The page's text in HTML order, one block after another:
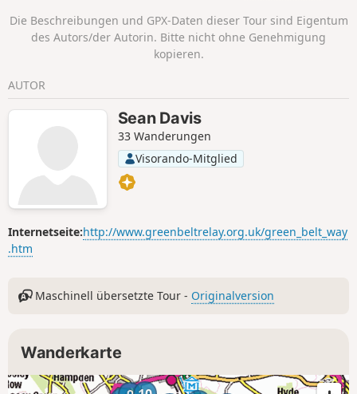
Die Beschreibungen und GPX-Daten dieser Tour sind Eigentum
des Autors/der Autorin. Bitte nicht ohne Genehmigung
kopieren.
AUTOR
Sean Davis
33 Wanderungen
Visorando-Mitglied
Internetseite:http://www.greenbeltrelay.org.uk/green_belt_way
.htm
Maschinell übersetzte Tour - Originalversion
Wanderkarte